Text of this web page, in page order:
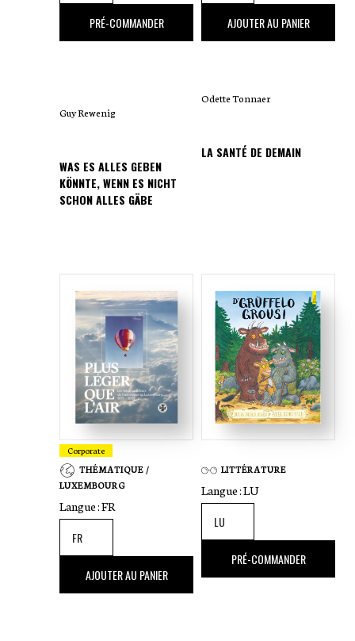
Dräi Monologen, dräi Stëmmen, dräi
ze gewanne gëtt.
,00 €
PRÉ-COMMANDER
Guy Rewenig
WAS ES ALLES GEBEN
KÖNNTE, WENN ES NICHT
SCHON ALLES GÄBE
,00 €
AJOUTER AU PANIER
Odette Tonnaer
LA SANTÉ DE DEMAIN
Corporate
THÉMATIQUE /
LUXEMBOURG
Langue :FR
,00 €
AJOUTER AU PANIER
LITTÉRATURE
Langue :LU
,00 €
PRÉ-COMMANDER